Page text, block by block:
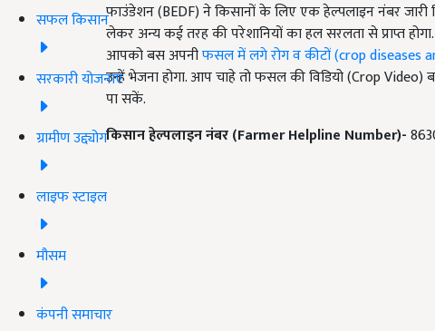
सफल किसान
सरकारी योजनाएं
ग्रामीण उद्द्योग
लाइफ स्टाइल
मौसम
कंपनी समाचार
फाउंडेशन (BEDF) ने किसानों के लिए एक हेल्पलाइन नंबर
लेकर अन्य कई तरह की परेशानियों का हल सरलता से प्राप्त
आपको बस अपनीफसल में लगे रोग व कीटों (crop diseases
उन्हें भेजना होगा. आप चाहे तो फसल की विडियो (Crop
पा सकें.
किसान हेल्पलाइन नंबर (Farmer Helpline Number)-